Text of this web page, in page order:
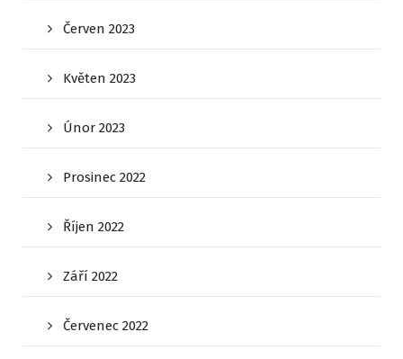
Červen 2023
Květen 2023
Únor 2023
Prosinec 2022
Říjen 2022
Září 2022
Červenec 2022